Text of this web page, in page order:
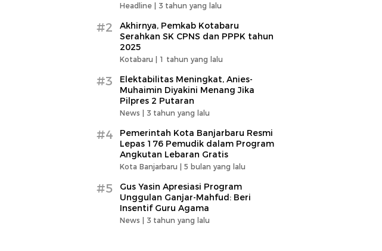
Headline | 3 tahun yang lalu
#2
Akhirnya, Pemkab Kotabaru
Serahkan SK CPNS dan PPPK tahun
2025
Kotabaru | 1 tahun yang lalu
#3
Elektabilitas Meningkat, Anies-
Muhaimin Diyakini Menang Jika
Pilpres 2 Putaran
News | 3 tahun yang lalu
#4
Pemerintah Kota Banjarbaru Resmi
Lepas 176 Pemudik dalam Program
Angkutan Lebaran Gratis
Kota Banjarbaru | 5 bulan yang lalu
#5
Gus Yasin Apresiasi Program
Unggulan Ganjar-Mahfud: Beri
Insentif Guru Agama
News | 3 tahun yang lalu